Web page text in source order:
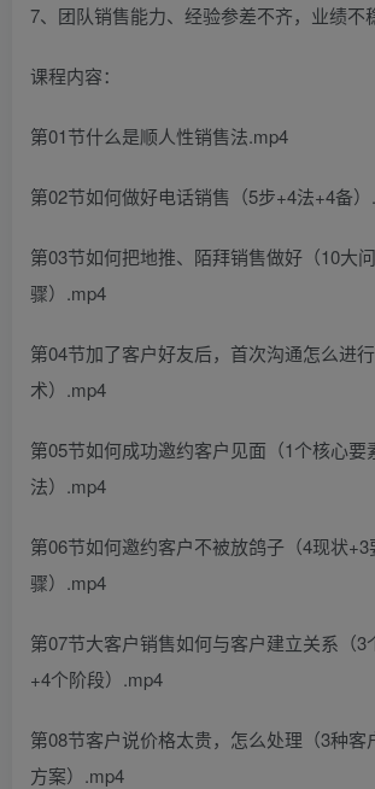
7、团队销售能力、经验参差不齐，业绩不
课程内容：
第01节什么是顺人性销售法.mp4
第02节如何做好电话销售（5步+4法+4备
第03节如何把地推、陌拜销售做好（10大
骤）.mp4
第04节加了客户好友后，首次沟通怎么进
术）.mp4
第05节如何成功邀约客户见面（1个核心要
法）.mp4
第06节如何邀约客户不被放鸽子（4现状+3
骤）.mp4
第07节大客户销售如何与客户建立关系（3
+4个阶段）.mp4
第08节客户说价格太贵，怎么处理（3种客
方案）.mp4